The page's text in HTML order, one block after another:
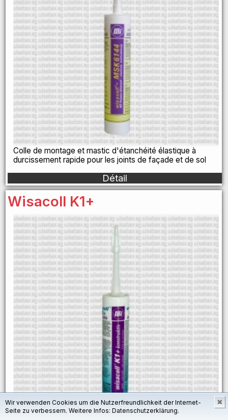
Wir verwenden Cookies um die Nutzerfreundlichkeit der Internet-
Seite zu verbessern. Weitere Infos: Datenschutzerklärung.
✖
Colle de montage et mastic d'étanchéité élastique à
durcissement rapide pour les joints de façade et de sol
Détail
Wisacoll K1+